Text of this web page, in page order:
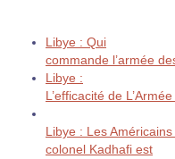
Libye : Qui
commande l’armée
Libye :
L’efficacité de
Libye : Les
colonel Kadhafi est